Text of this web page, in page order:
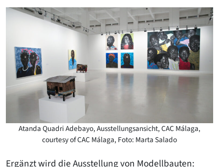
Atanda Quadri Adebayo, Ausstellungsansicht, CAC Málaga,
courtesy of CAC Málaga, Foto: Marta Salado
Ergänzt wird die Ausstellung von Modellbauten: